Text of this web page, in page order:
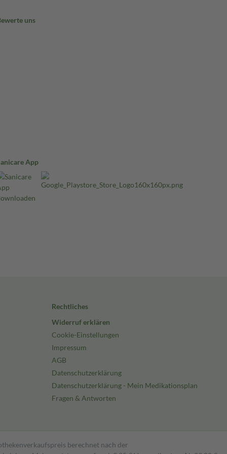
uns
App
Rechtliches
Widerruf erklären
Cookie-Einstellungen
Impressum
AGB
Datenschutzerklärung
Datenschutzerklärung - Mein Medikationsplan
Fragen & Antworten
berechnet nach der